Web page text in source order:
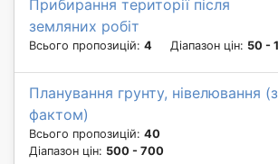
Прибирання території після
земляних робіт
Всього пропозицій: 4 Діапазон цін: 50 -
Планування грунту, нівелювання
фактом)
Всього пропозицій: 40
Діапазон цін: 500 - 700